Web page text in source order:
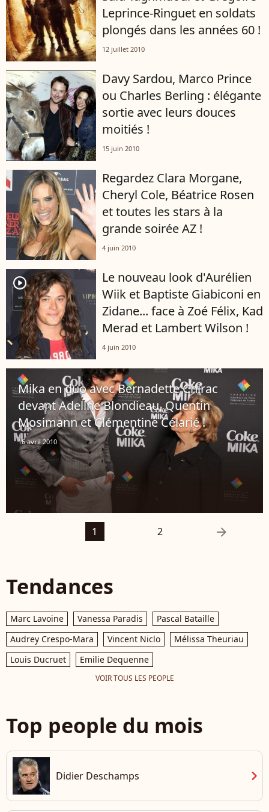
Leprince-Ringuet en soldats
plongés dans les années 60 !
12 juillet 2010
Davy Sardou, Marco Prince
ou Charles Berling : élégante
sortie avec leurs douces
moitiés !
15 juin 2010
Regardez Clara Morgane,
Cheryl Cole, Béatrice Rosen
et toutes les stars à la
grande soirée AZ !
4 juin 2010
player2
Le nouveau look d'Aurélien
Wiik et Baptiste Giabiconi en
Zidane... face à Zoé Félix, Kad
Merad et Lambert Wilson !
4 juin 2010
Mika en duo avec Bernadette Chirac
devant Adeline Blondieau, Quentin
Mosimann et Clémentine Célarié !
16 avril 2010
1 2 arrow_right
Tendances
Marc Lavoine Vanessa Paradis
Pascal Bataille
Audrey Crespo-Mara
Vincent Niclo
Mélissa Theuriau
Louis Ducruet
Emilie Dequenne
VOIR TOUS LES PEOPLE
Top people du mois
Didier Deschamps chevron_right